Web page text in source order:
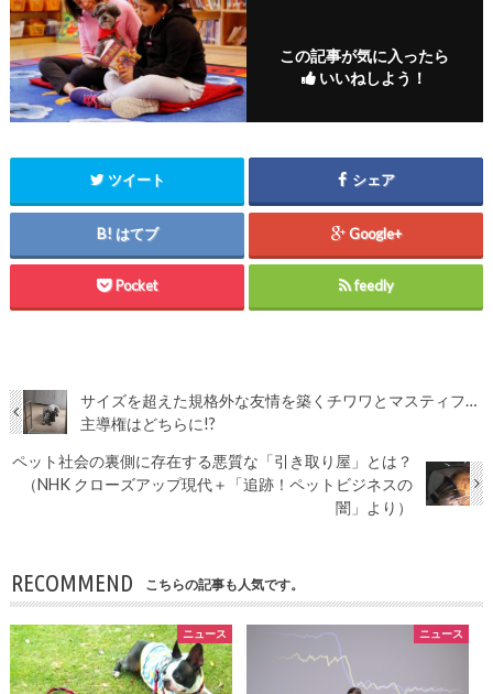
この記事が気に入ったら
いいねしよう！
ツイート シェア
はてブ Google+
Pocket feedly
サイズを超えた規格外な友情を築くチワワとマスティフ…
主導権はどちらに!?
ペット社会の裏側に存在する悪質な「引き取り屋」とは？
（NHK クローズアップ現代＋「追跡！ペットビジネスの
闇」より）
RECOMMEND こちらの記事も人気です。
ニュース ニュース